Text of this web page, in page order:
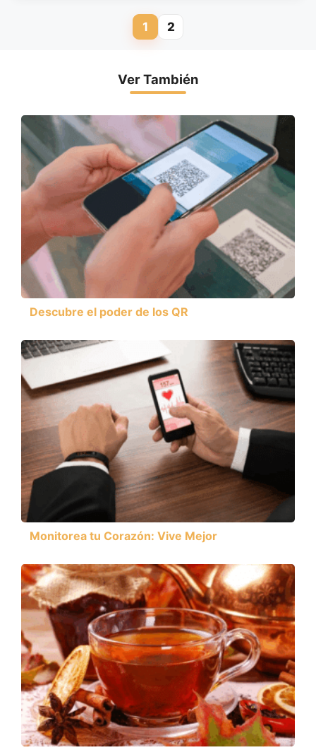
Página
1 Página
2
Ver También
Descubre el poder de los QR
Monitorea tu Corazón: Vive Mejor